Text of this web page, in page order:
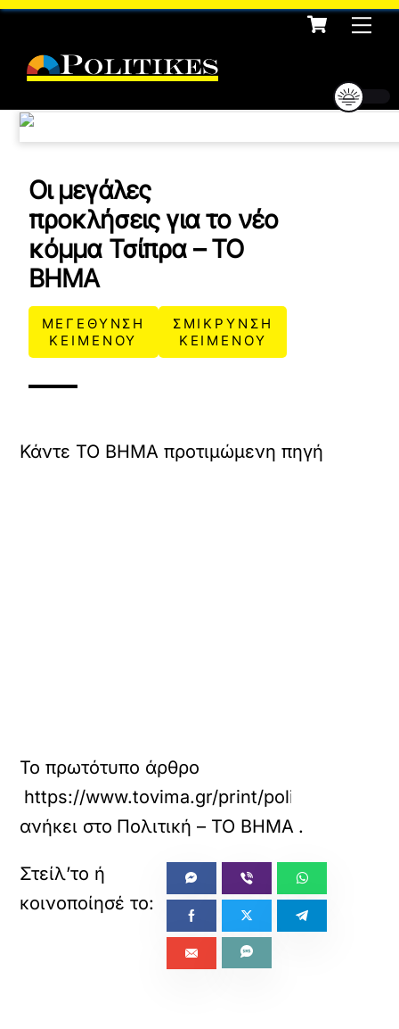
Skip
content
Cart
Οι μεγάλες
προκλήσεις για το νέο
κόμμα Τσίπρα – ΤΟ
ΒΗΜΑ
ΜΕΓΕΘΥΝΣΗ
ΚΕΙΜΕΝΟΥ
ΣΜΙΚΡΥΝΣΗ
ΚΕΙΜΕΝΟΥ
Κάντε TO BHMA προτιμώμενη πηγή
Το πρωτότυπο άρθρο
https://www.tovima.gr/print/politics/oi-
ανήκει στο Πολιτική – ΤΟ ΒΗΜΑ .